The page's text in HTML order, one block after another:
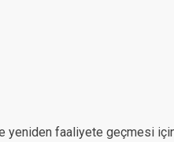
yeniden faaliyete geçmesi